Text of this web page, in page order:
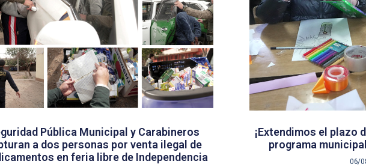
Pública Municipal y Carabineros
a dos personas por venta ilegal de
en feria libre de Independencia
¡Extendimos el plazo
programa
06/